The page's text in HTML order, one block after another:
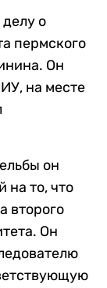
о
пермского
Он
на месте
он
на то, что
второго
Он